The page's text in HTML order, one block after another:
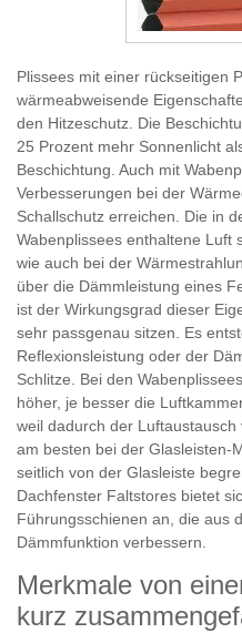
Plissees mit einer rückseitigen
wärmeabweisende
den Hitzeschutz. Die
25 Prozent mehr Sonnenlicht
Beschichtung. Auch mit
Verbesserungen bei der
Schallschutz erreichen. Die in
Wabenplissees enthaltene Luft
wie auch bei der
über die Dämmleistung eines
ist der Wirkungsgrad dieser
sehr passgenau sitzen. Es
Reflexionsleistung oder der
Schlitze. Bei den
höher, je besser die
weil dadurch der
am besten bei der Glasleisten-
seitlich von der Glasleiste
Dachfenster Faltstores bietet
Führungsschienen an, die aus
Dämmfunktion verbessern.
Merkmale von
kurz